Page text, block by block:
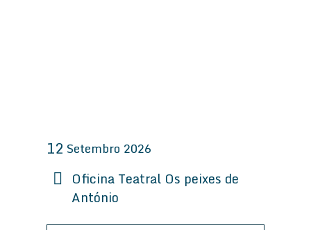
12 Setembro 2026
Oficina Teatral Os peixes de
António